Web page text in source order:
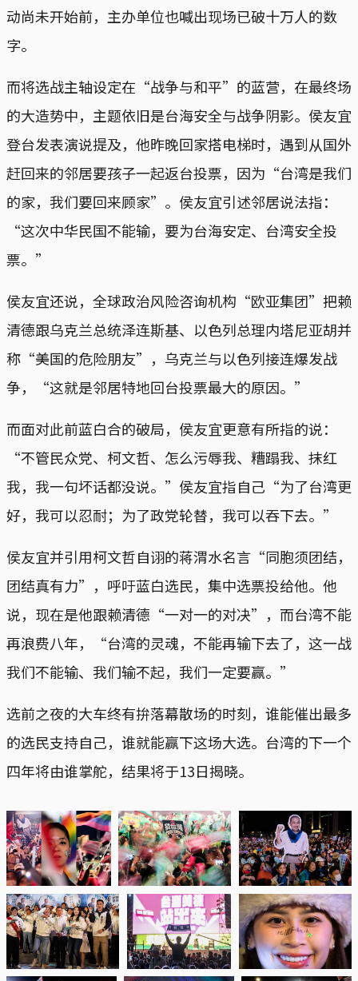
动尚未开始前，主办单位也喊出现场已破十万人的数
字。
而将选战主轴设定在“战争与和平”的蓝营，在最终场
的大造势中，主题依旧是台海安全与战争阴影。侯友宜
登台发表演说提及，他昨晚回家搭电梯时，遇到从国外
赶回来的邻居要孩子一起返台投票，因为“台湾是我们
的家，我们要回来顾家”。侯友宜引述邻居说法指：
“这次中华民国不能输，要为台海安定、台湾安全投
票。”
侯友宜还说，全球政治风险咨询机构“欧亚集团”把赖
清德跟乌克兰总统泽连斯基、以色列总理内塔尼亚胡并
称“美国的危险朋友”，乌克兰与以色列接连爆发战
争，“这就是邻居特地回台投票最大的原因。”
而面对此前蓝白合的破局，侯友宜更意有所指的说：
“不管民众党、柯文哲、怎么污辱我、糟蹋我、抹红
我，我一句坏话都没说。”侯友宜指自己“为了台湾更
好，我可以忍耐；为了政党轮替，我可以吞下去。”
侯友宜并引用柯文哲自诩的蒋渭水名言“同胞须团结，
团结真有力”，呼吁蓝白选民，集中选票投给他。他
说，现在是他跟赖清德“一对一的对决”，而台湾不能
再浪费八年，“台湾的灵魂，不能再输下去了，这一战
我们不能输、我们输不起，我们一定要赢。”
选前之夜的大车终有拚落幕散场的时刻，谁能催出最多
的选民支持自己，谁就能赢下这场大选。台湾的下一个
四年将由谁掌舵，结果将于13日揭晓。